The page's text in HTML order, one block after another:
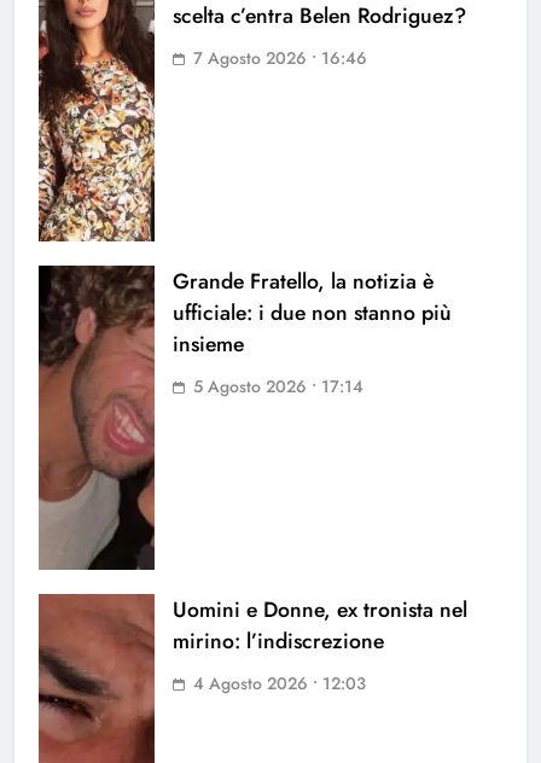
scelta c’entra Belen Rodriguez?
7 Agosto 2026 • 16:46
Grande Fratello, la notizia è
ufficiale: i due non stanno più
insieme
5 Agosto 2026 • 17:14
Uomini e Donne, ex tronista nel
mirino: l’indiscrezione
4 Agosto 2026 • 12:03